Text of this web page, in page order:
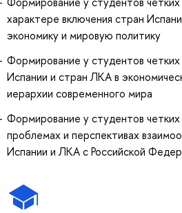
характере включения стран
экономику и мировую политику
Формирование у студентов
Испании и стран ЛКА в
иерархии современного мира
Формирование у студентов
проблемах и перспективах
Испании и ЛКА с Российской